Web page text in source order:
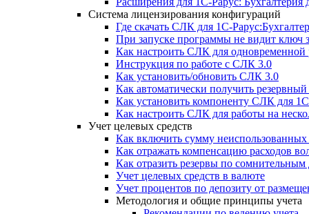
Система лицензирования конфигураций
Где скачать СЛК для 1С-
При запуске программы не видит
Как настроить СЛК для
Инструкция по работе с СЛК 3.0
Как установить/обновить СЛК 3.0
Как автоматически получить
Как установить компоненту СЛК для
Как настроить СЛК для работы на
Учет целевых средств
Как включить сумму неиспользованных
Как отражать компенсацию расходов
Как отразить резервы по
Учет целевых средств в валюте
Учет процентов по депозиту от
Методология и общие принципы учета